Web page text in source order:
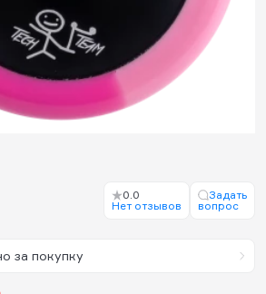
0.0
Нет отзывов
Задать
вопрос
за покупку